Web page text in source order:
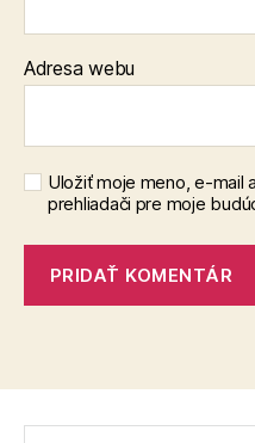
Adresa webu
Uložiť moje meno, e-mail
prehliadači pre moje